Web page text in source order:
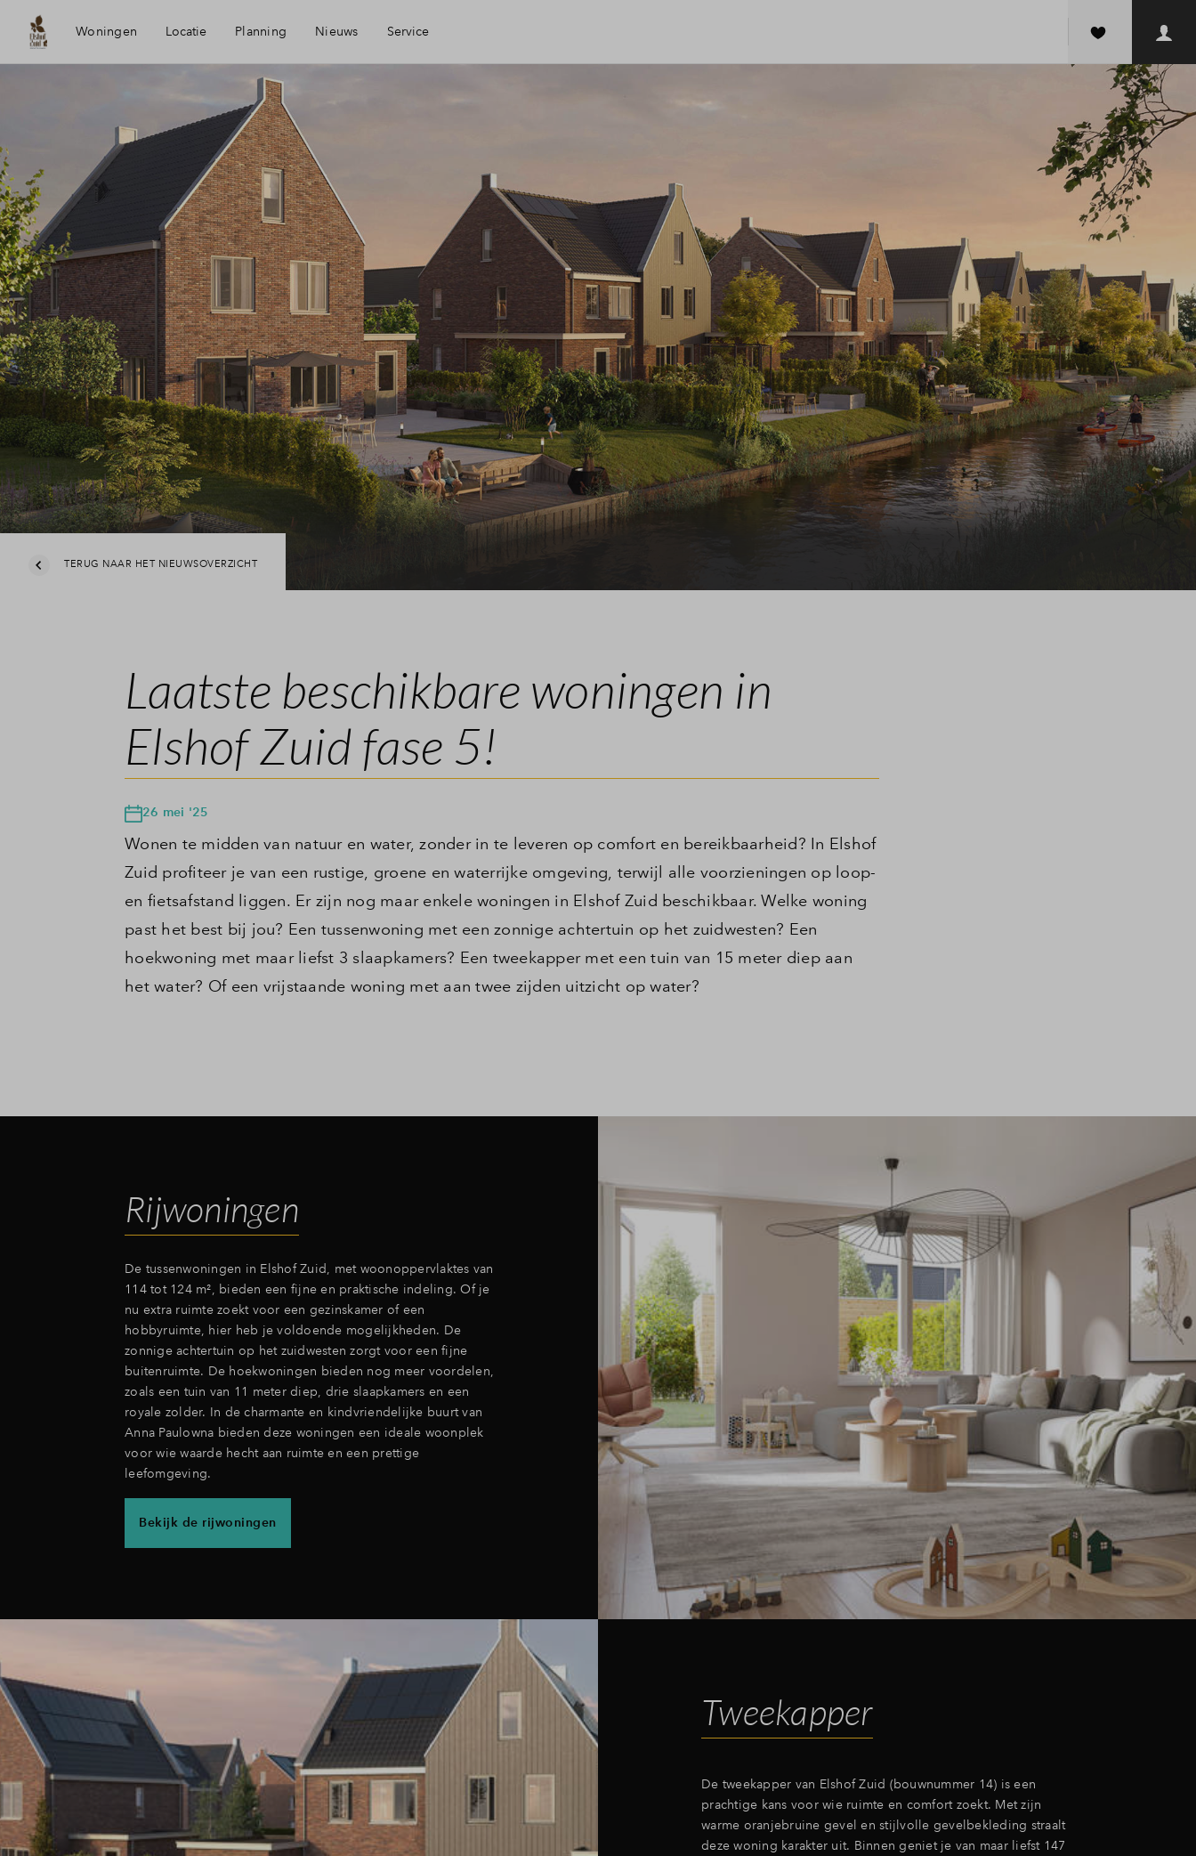
Woningen Locatie
Bereikbaarheid
Voorzieningen
Anna Paulowna
Duurzaamheid
Planning Nieuws Service
Financiering
Woning kopen
Toewijzing
Veelgestelde vragen
Contact
TERUG NAAR HET NIEUWSOVERZICHT
Laatste beschikbare woningen in
Elshof Zuid fase 5!
26 mei '25
Wonen te midden van natuur en water, zonder in te leveren op comfort en bereikbaarheid? In Elshof
Zuid profiteer je van een rustige, groene en waterrijke omgeving, terwijl alle voorzieningen op loop-
en fietsafstand liggen. Er zijn nog maar enkele woningen in Elshof Zuid beschikbaar. Welke woning
past het best bij jou? Een tussenwoning met een zonnige achtertuin op het zuidwesten? Een
hoekwoning met maar liefst 3 slaapkamers? Een tweekapper met een tuin van 15 meter diep aan
het water? Of een vrijstaande woning met aan twee zijden uitzicht op water?
Rijwoningen
De tussenwoningen in Elshof Zuid, met woonoppervlaktes van
114 tot 124 m², bieden een fijne en praktische indeling. Of je
nu extra ruimte zoekt voor een gezinskamer of een
hobbyruimte, hier heb je voldoende mogelijkheden. De
zonnige achtertuin op het zuidwesten zorgt voor een fijne
buitenruimte. De hoekwoningen bieden nog meer voordelen,
zoals een tuin van 11 meter diep, drie slaapkamers en een
royale zolder. In de charmante en kindvriendelijke buurt van
Anna Paulowna bieden deze woningen een ideale woonplek
voor wie waarde hecht aan ruimte en een prettige
leefomgeving.
Bekijk de rijwoningen
Tweekapper
De tweekapper van Elshof Zuid (bouwnummer 14) is een
prachtige kans voor wie ruimte en comfort zoekt. Met zijn
warme oranjebruine gevel en stijlvolle gevelbekleding straalt
deze woning karakter uit. Binnen geniet je van maar liefst 147